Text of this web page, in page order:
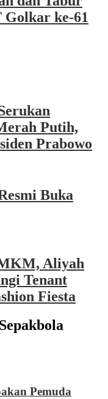
ke-61
Putih,
Prabowo
Buka
Aliyah
Tenant
Fiesta
Pemuda